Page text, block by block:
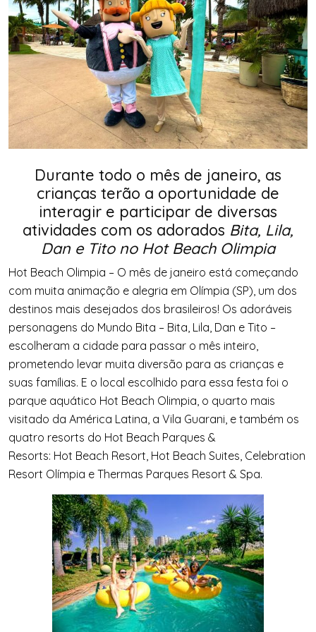
Durante todo o mês de janeiro, as
crianças terão a oportunidade de
interagir e participar de diversas
atividades com os adorados Bita, Lila,
Dan e Tito no Hot Beach Olimpia
Hot Beach Olimpia – O mês de janeiro está começando
com muita animação e alegria em Olímpia (SP) , um dos
destinos mais desejados dos brasileiros! Os adoráveis
personagens do Mundo Bita – Bita, Lila, Dan e Tito –
escolheram a cidade para passar o mês inteiro,
prometendo levar muita diversão para as crianças e
suas famílias. E o local escolhido para essa festa foi o
parque aquático Hot Beach Olimpia, o quarto mais
visitado da América Latina, a Vila Guarani, e também os
quatro resorts do Hot Beach Parques &
Resorts: Hot Beach Resort, Hot Beach Suites, Celebration
Resort Olímpia e Thermas Parques Resort & Spa.